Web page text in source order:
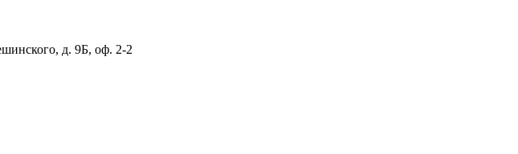
д. 9Б, оф. 2-2